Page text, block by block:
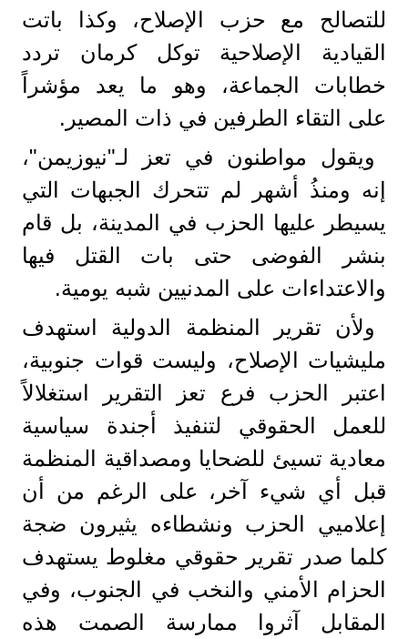
للتصالح مع حزب الإصلاح، وكذا باتت
القيادية الإصلاحية توكل كرمان تردد
خطابات الجماعة، وهو ما يعد مؤشراً
على التقاء الطرفين في ذات المصير.
ويقول مواطنون في تعز لـ"نيوزيمن"،
إنه ومنذُ أشهر لم تتحرك الجبهات التي
يسيطر عليها الحزب في المدينة، بل قام
بنشر الفوضى حتى بات القتل فيها
والاعتداءات على المدنيين شبه يومية.
ولأن تقرير المنظمة الدولية استهدف
مليشيات الإصلاح، وليست قوات جنوبية،
اعتبر الحزب فرع تعز التقرير استغلالاً
للعمل الحقوقي لتنفيذ أجندة سياسية
معادية تسيئ للضحايا ومصداقية المنظمة
قبل أي شيء آخر، على الرغم من أن
إعلاميي الحزب ونشطاءه يثيرون ضجة
كلما صدر تقرير حقوقي مغلوط يستهدف
الحزام الأمني والنخب في الجنوب، وفي
المقابل آثروا ممارسة الصمت هذه